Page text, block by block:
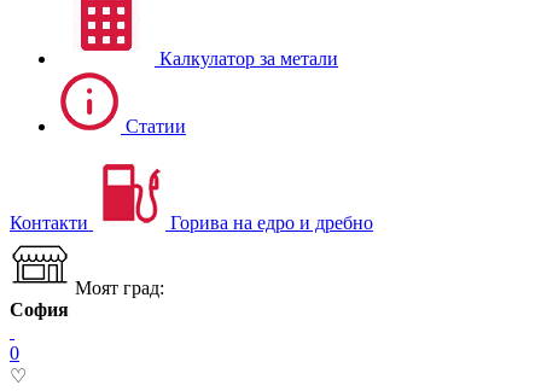
Калкулатор за метали
Статии
Контакти Горива на едро и дребно
Моят град:
София
0
♡